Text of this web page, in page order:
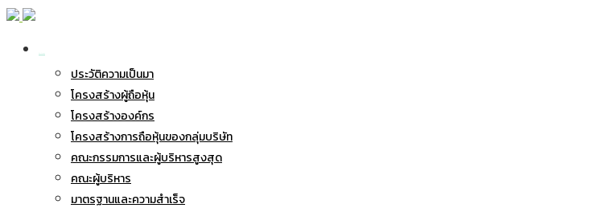
ประวัติความเป็นมา
โครงสร้างผู้ถือหุ้น
โครงสร้างองค์กร
โครงสร้างการถือหุ้นของกลุ่มบริษัท
คณะกรรมการและผู้บริหารสูงสุด
คณะผู้บริหาร
มาตรฐานและความสำเร็จ